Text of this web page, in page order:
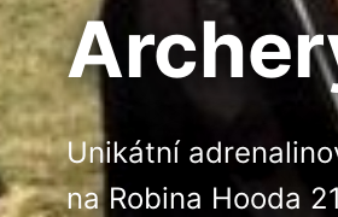
Unikátní
na Robina Hooda